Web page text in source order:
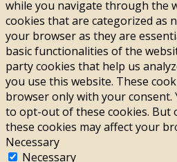
while you navigate through the
cookies that are categorized as
your browser as they are
basic functionalities of the
party cookies that help us
you use this website. These
browser only with your consent.
to opt-out of these cookies. But
these cookies may affect your
Necessary
Necessary